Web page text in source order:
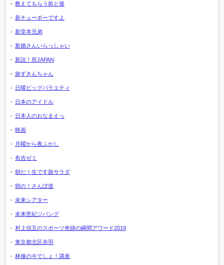
教えてもらう前と後
新チューボーですよ
新堂本兄弟
新婚さんいらっしゃい
新説！所JAPAN
旅ずきんちゃん
日曜ビッグバラエティ
日本のアイドル
日本人のおなまえっ
映画
月曜から夜ふかし
有吉ゼミ
朝だ！生です旅サラダ
朝の！さんぽ道
未来シアター
未来世紀ジパング
村上信五のスポーツ奇跡の瞬間アワード2019
東京都北区赤羽
林修の今でしょ！講座